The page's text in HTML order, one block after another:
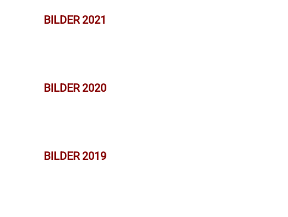
BILDER 2021
BILDER 2020
BILDER 2019